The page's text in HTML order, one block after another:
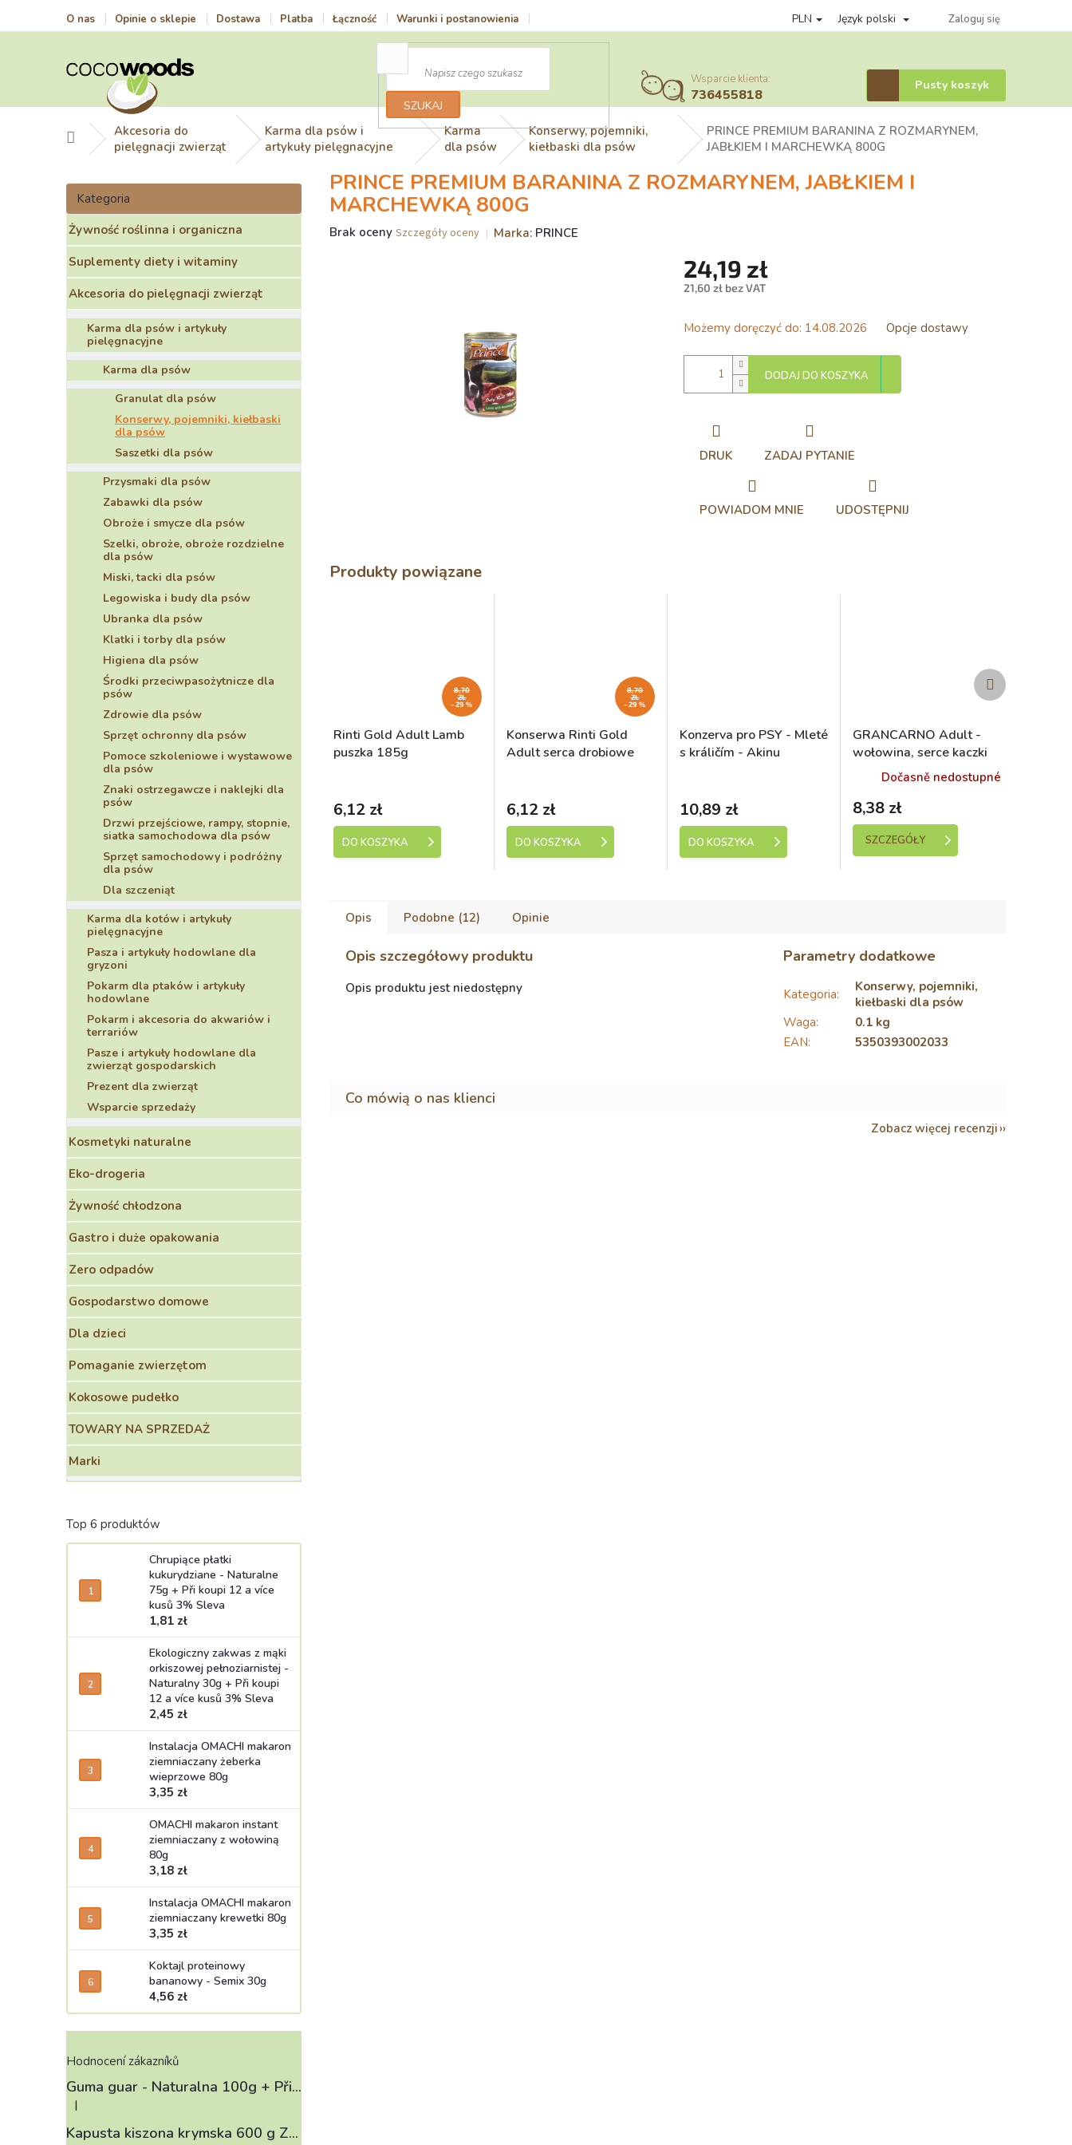
O nas Opinie o sklepie Dostawa Platba Łączność Warunki i postanowienia Věrnostní program System komisji
PLN Język polski Zaloguj się
SZUKAJ
Wsparcie klienta:
736455818
Koszyk
Pusty koszyk
HomeAkcesoria do
pielęgnacji zwierząt
Karma dla psów i
artykuły pielęgnacyjne
Karma
dla psów
Konserwy, pojemniki,
kiełbaski dla psów
PRINCE PREMIUM BARANINA Z ROZMARYNEM,
JABŁKIEM I MARCHEWKĄ 800G
P
s
e
k
b
o
c
z
y
Pominąć
kategorie
Kategoria
Żywność roślinna i organiczna
Suplementy diety i witaminy
Akcesoria do pielęgnacji zwierząt
Karma dla psów i artykuły
pielęgnacyjne
Karma dla psów
Granulat dla psów
Konserwy, pojemniki, kiełbaski
dla psów
Saszetki dla psów
Przysmaki dla psów
Zabawki dla psów
Obroże i smycze dla psów
Szelki, obroże, obroże rozdzielne
dla psów
Miski, tacki dla psów
Legowiska i budy dla psów
Ubranka dla psów
Klatki i torby dla psów
Higiena dla psów
Środki przeciwpasożytnicze dla
psów
Zdrowie dla psów
Sprzęt ochronny dla psów
Pomoce szkoleniowe i wystawowe
dla psów
Znaki ostrzegawcze i naklejki dla
psów
Drzwi przejściowe, rampy, stopnie,
siatka samochodowa dla psów
Sprzęt samochodowy i podróżny
dla psów
Dla szczeniąt
Karma dla kotów i artykuły
pielęgnacyjne
Pasza i artykuły hodowlane dla
gryzoni
Pokarm dla ptaków i artykuły
hodowlane
Pokarm i akcesoria do akwariów i
terrariów
Pasze i artykuły hodowlane dla
zwierząt gospodarskich
Prezent dla zwierząt
Wsparcie sprzedaży
Kosmetyki naturalne
Eko-drogeria
Żywność chłodzona
Gastro i duże opakowania
Zero odpadów
Gospodarstwo domowe
Dla dzieci
Pomaganie zwierzętom
Kokosowe pudełko
TOWARY NA SPRZEDAŻ
Marki
Top 6 produktów
Chrupiące płatki
kukurydziane - Naturalne
75g + Při koupi 12 a více
kusů 3% Sleva
1,81 zł
Ekologiczny zakwas z mąki
orkiszowej pełnoziarnistej -
Naturalny 30g + Při koupi
12 a více kusů 3% Sleva
2,45 zł
Instalacja OMACHI makaron
ziemniaczany żeberka
wieprzowe 80g
3,35 zł
OMACHI makaron instant
ziemniaczany z wołowiną
80g
3,18 zł
Instalacja OMACHI makaron
ziemniaczany krewetki 80g
3,35 zł
Koktajl proteinowy
bananowy - Semix 30g
4,56 zł
Hodnocení zákazníků
Guma guar - Naturalna 100g + Při koupi 12 a více kusů 3% Sleva
Ocena produktu to 4 na 5 gwiazdek.
|
Kapusta kiszona krymska 600 g ZELÁRNA LOBKOWICZ
PRINCE PREMIUM BARANINA Z ROZMARYNEM, JABŁKIEM I
MARCHEWKĄ 800G
Średnia
Brak oceny Szczegóły oceny Marka: PRINCE
24,19 zł
21,60 zł bez VAT
jednostkowa:
Możemy doręczyć do: 14.08.2026 Opcje dostawy
DODAJ DO KOSZYKA
DRUK ZADAJ PYTANIE
POWIADOM MNIE UDOSTĘPNIJ
Produkty powiązane
8,70
ZŁ
–29 %
Rinti Gold Adult Lamb
puszka 185g
6,12 zł
DO KOSZYKA
8,70
ZŁ
–29 %
Konserwa Rinti Gold
Adult serca drobiowe
6,12 zł
DO KOSZYKA
Konzerva pro PSY - Mleté
s králičím - Akinu
10,89 zł
DO KOSZYKA
GRANCARNO Adult -
wołowina, serce kaczki
400gDočasně nedostupné
8,38 zł
SZCZEGÓŁY
Produkt
następny
Opis Podobne (12) Opinie
Opis szczegółowy produktu
Opis produktu jest niedostępny
Parametry dodatkowe
Kategoria:
Konserwy, pojemniki,
kiełbaski dla psów
Waga:
0.1 kg
EAN: 5350393002033
Zobacz więcej recenzji